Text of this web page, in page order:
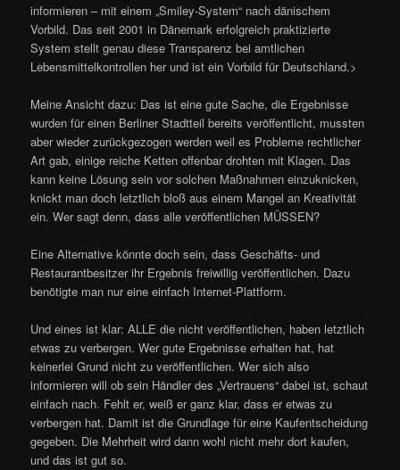
informieren – mit einem „Smiley-System“ nach dänischem
Vorbild. Das seit 2001 in Dänemark erfolgreich praktizierte
System stellt genau diese Transparenz bei amtlichen
Lebensmittelkontrollen her und ist ein Vorbild für Deutschland.>
Meine Ansicht dazu: Das ist eine gute Sache, die Ergebnisse
wurden für einen Berliner Stadtteil bereits veröffentlicht, mussten
aber wieder zurückgezogen werden weil es Probleme rechtlicher
Art gab, einige reiche Ketten offenbar drohten mit Klagen. Das
kann keine Lösung sein vor solchen Maßnahmen einzuknicken,
knickt man doch letztlich bloß aus einem Mangel an Kreativität
ein. Wer sagt denn, dass alle veröffentlichen MÜSSEN?
Eine Alternative könnte doch sein, dass Geschäfts- und
Restaurantbesitzer ihr Ergebnis freiwillig veröffentlichen. Dazu
benötigte man nur eine einfach Internet-Plattform.
Und eines ist klar: ALLE die nicht veröffentlichen, haben letztlich
etwas zu verbergen. Wer gute Ergebnisse erhalten hat, hat
keinerlei Grund nicht zu veröffentlichen. Wer sich also
informieren will ob sein Händler des „Vertrauens“ dabei ist, schaut
einfach nach. Fehlt er, weiß er ganz klar, dass er etwas zu
verbergen hat. Damit ist die Grundlage für eine Kaufentscheidung
gegeben. Die Mehrheit wird dann wohl nicht mehr dort kaufen,
und das ist gut so.